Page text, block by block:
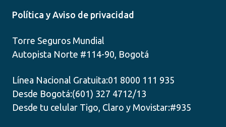
Política y Aviso de privacidad
Torre Seguros Mundial
Autopista Norte #114-90, Bogotá
Línea Nacional Gratuita:01 8000 111 935
Desde Bogotá:(601) 327 4712/13
Desde tu celular Tigo, Claro y Movistar:#935